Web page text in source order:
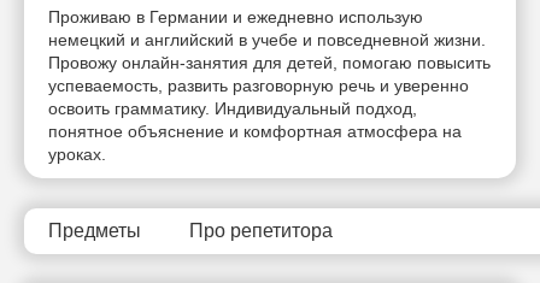
Проживаю в Германии и ежедневно использую
немецкий и английский в учебе и повседневной жизни.
Провожу онлайн-занятия для детей, помогаю повысить
успеваемость, развить разговорную речь и уверенно
освоить грамматику. Индивидуальный подход,
понятное объяснение и комфортная атмосфера на
уроках.
Предметы Про репетитора
Нет
свободных
часов
Нет
свободных
часов
Нет
свободных
часов
свободных
часов